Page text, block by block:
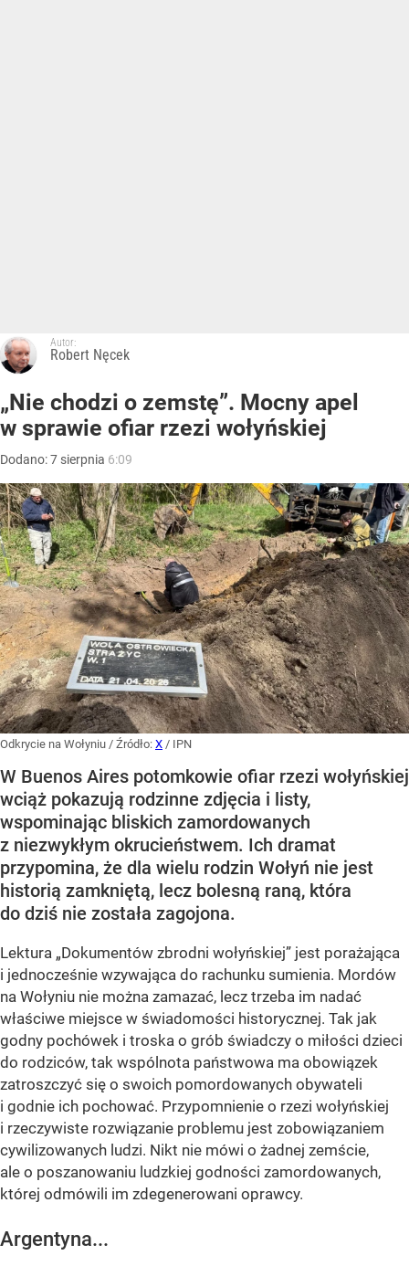
Autor:
Robert Nęcek
„Nie chodzi o zemstę”. Mocny apel
w sprawie ofiar rzezi wołyńskiej
Dodano:7 sierpnia 6:09
Odkrycie na Wołyniu / Źródło: X / IPN
W Buenos Aires potomkowie ofiar rzezi wołyńskiej
wciąż pokazują rodzinne zdjęcia i listy,
wspominając bliskich zamordowanych
z niezwykłym okrucieństwem. Ich dramat
przypomina, że dla wielu rodzin Wołyń nie jest
historią zamkniętą, lecz bolesną raną, która
do dziś nie została zagojona.
Lektura „Dokumentów zbrodni wołyńskiej” jest porażająca
i jednocześnie wzywająca do rachunku sumienia. Mordów
na Wołyniu nie można zamazać, lecz trzeba im nadać
właściwe miejsce w świadomości historycznej. Tak jak
godny pochówek i troska o grób świadczy o miłości dzieci
do rodziców, tak wspólnota państwowa ma obowiązek
zatroszczyć się o swoich pomordowanych obywateli
i godnie ich pochować. Przypomnienie o rzezi wołyńskiej
i rzeczywiste rozwiązanie problemu jest zobowiązaniem
cywilizowanych ludzi. Nikt nie mówi o żadnej zemście,
ale o poszanowaniu ludzkiej godności zamordowanych,
której odmówili im zdegenerowani oprawcy.
Argentyna...